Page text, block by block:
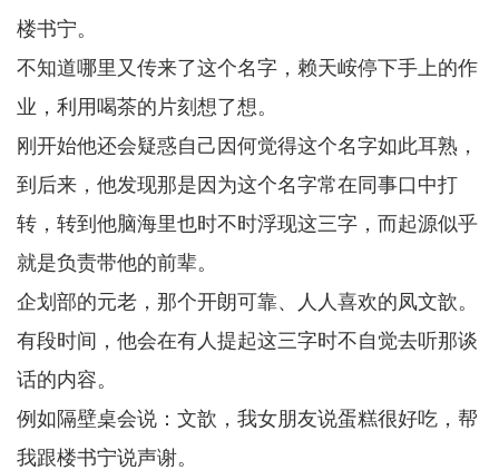
楼书宁。
不知道哪里又传来了这个名字，赖天峖停下手上的作
业，利用喝茶的片刻想了想。
刚开始他还会疑惑自己因何觉得这个名字如此耳熟，
到后来，他发现那是因为这个名字常在同事口中打
转，转到他脑海里也时不时浮现这三字，而起源似乎
就是负责带他的前辈。
企划部的元老，那个开朗可靠、人人喜欢的凤文歆。
有段时间，他会在有人提起这三字时不自觉去听那谈
话的内容。
例如隔壁桌会说：文歆，我女朋友说蛋糕很好吃，帮
我跟楼书宁说声谢。